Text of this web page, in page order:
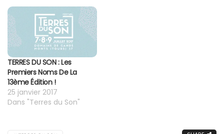
TERRES DU SON : Les
Premiers Noms De La
13ème Édition !
25 janvier 2017
Dans "Terres du Son"